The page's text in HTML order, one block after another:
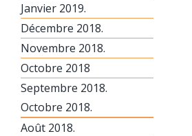
Janvier 2019.
Décembre 2018.
Novembre 2018.
Octobre 2018
Septembre 2018.
Octobre 2018.
Août 2018.